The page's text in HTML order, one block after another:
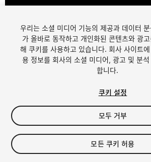
1/9
$22
세금/부가세는 결제 시 반영됩니다.
우리는 소셜 미디어 기능의 제공과 데이터
가 올바로 동작하고 개인화된 콘텐츠와 광
해 쿠키를 사용하고 있습니다. 회사 사이트
용 정보를 회사의 소셜 미디어, 광고 및 분
합니다.
쿠키 설정
모두 거부
모든 쿠키 허용